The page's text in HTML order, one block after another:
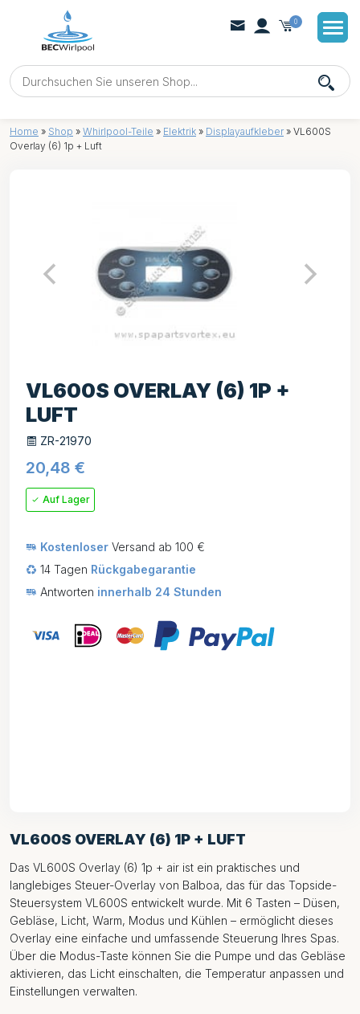
0
Home » Shop » Whirlpool-Teile » Elektrik » Displayaufkleber » VL600S
Overlay (6) 1p + Luft
VL600S OVERLAY (6) 1P + LUFT
Das VL600S Overlay (6) 1p + air ist ein praktisches und
langlebiges Steuer-Overlay von Balboa, das für das Topside-
Steuersystem VL600S entwickelt wurde. Mit 6 Tasten – Düsen,
Gebläse, Licht, Warm, Modus und Kühlen – ermöglicht dieses
Overlay eine einfache und umfassende Steuerung Ihres Spas.
Über die Modus-Taste können Sie die Pumpe und das Gebläse
aktivieren, das Licht einschalten, die Temperatur anpassen und
Einstellungen verwalten.
VL600S OVERLAY (6) 1P +
LUFT
ZR-21970
20,48 €
Auf Lager
Kostenloser Versand ab 100 €
14 Tagen Rückgabegarantie
Antworten innerhalb 24 Stunden